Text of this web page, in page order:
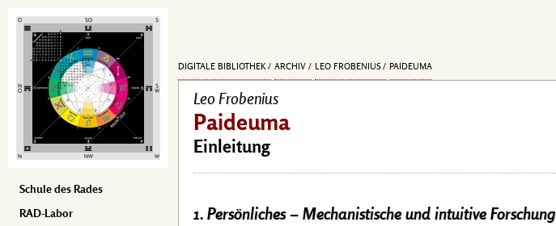
Schule des Rades
RAD-Labor
DIGITALE BIBLIOTHEK ARCHIV LEO FROBENIUS PAIDEUMA
Leo Frobenius
Paideuma
Einleitung
1. Persönliches – Mechanistische und intuitive Forschung